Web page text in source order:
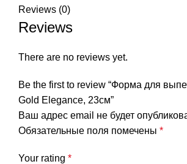
Reviews (0)
Reviews
There are no reviews yet.
Be the first to review “Форма для
Gold Elegance, 23см”
Ваш адрес email не будет
Обязательные поля помечены *
Your rating *